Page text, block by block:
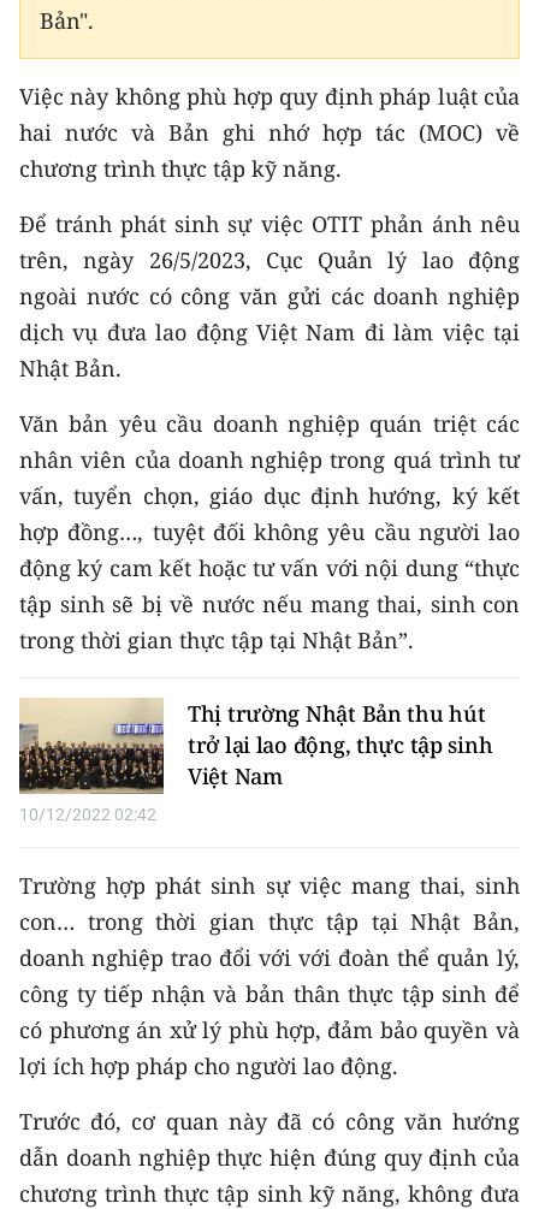
MEDIA CENTER
E-Magazine
Video
Media Chính trị
Media Kinh tế
Media Văn hóa
Media Xã hội
Media Pháp luật
Media Du lịch
Media Thế giới
Media Thể thao
Media Y tế
Media Khoa học - Công nghệ
Ảnh
Infographic
TIN MỚI
TIN ĐỊA PHƯƠNG
Trung du và miền núi phía Bắc
Đồng bằng sông Hồng
Bản".
Việc này không phù hợp quy định pháp luật của
hai nước và Bản ghi nhớ hợp tác (MOC) về
chương trình thực tập kỹ năng.
Để tránh phát sinh sự việc OTIT phản ánh nêu
trên, ngày 26/5/2023, Cục Quản lý lao động
ngoài nước có công văn gửi các doanh nghiệp
dịch vụ đưa lao động Việt Nam đi làm việc tại
Nhật Bản.
Văn bản yêu cầu doanh nghiệp quán triệt các
nhân viên của doanh nghiệp trong quá trình tư
vấn, tuyển chọn, giáo dục định hướng, ký kết
hợp đồng…, tuyệt đối không yêu cầu người lao
động ký cam kết hoặc tư vấn với nội dung “thực
tập sinh sẽ bị về nước nếu mang thai, sinh con
trong thời gian thực tập tại Nhật Bản”.
Thị trường Nhật Bản thu hút
trở lại lao động, thực tập sinh
Việt Nam
10/12/2022 02:42
Trường hợp phát sinh sự việc mang thai, sinh
con… trong thời gian thực tập tại Nhật Bản,
doanh nghiệp trao đổi với với đoàn thể quản lý,
công ty tiếp nhận và bản thân thực tập sinh để
có phương án xử lý phù hợp, đảm bảo quyền và
lợi ích hợp pháp cho người lao động.
Trước đó, cơ quan này đã có công văn hướng
dẫn doanh nghiệp thực hiện đúng quy định của
chương trình thực tập sinh kỹ năng, không đưa